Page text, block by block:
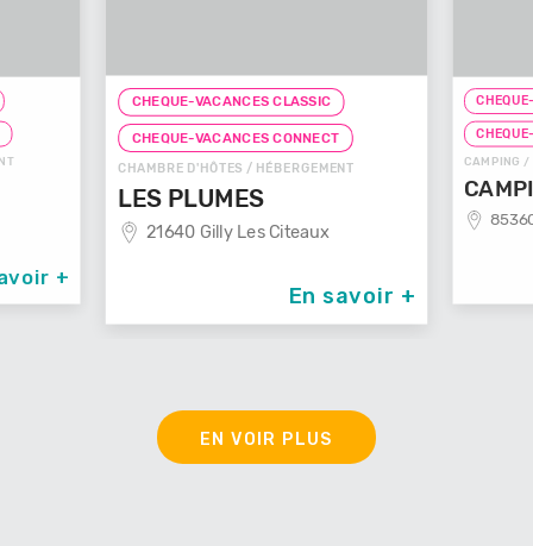
+
CHEQUE-VACANCES CLASSIC
CHEQUE-VACANCES CONNECT
CHAMBRE D'HÔTES / HÉBERGEMENT
LES PLUMES
21640 Gilly Les Citeaux
En savoir +
CAMPING /
EN VOIR PLUS